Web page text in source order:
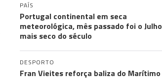
PAÍS
Portugal continental em seca
meteorológica, mês passado foi o Julho
mais seco do século
DESPORTO
Fran Vieites reforça baliza do Marítimo